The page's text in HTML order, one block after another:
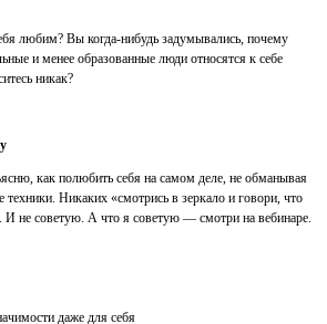
любим? Вы когда-нибудь задумывались, почему
и менее образованные люди относятся к себе
никак?
как полюбить себя на самом деле, не обманывая
Никаких «смотрись в зеркало и говори, что
не советую. А что я советую — смотри на вебинаре.
даже для себя